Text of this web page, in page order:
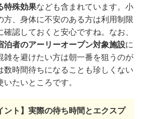
特殊効果なども含まれています。小
方、身体に不安のある方は利用制限
認しておくと安心ですね。なお、
泊者のアーリーオープン対象施設に
雑を避けたい方は朝一番を狙うのが
数時間待ちになることも珍しくない
たいところです。
ント】実際の待ち時間とエクスプ